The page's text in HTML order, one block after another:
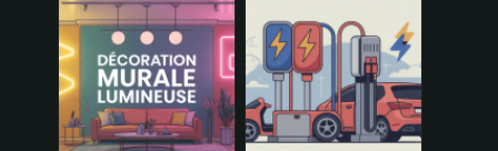
idées créatives et
faciles à réaliser
choisir et brancher
en toute sécurité